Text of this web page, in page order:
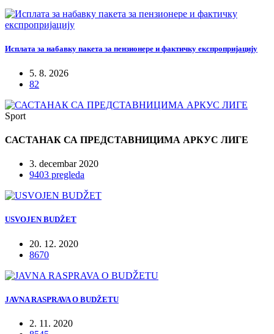
Исплата за набавку пакета за пензионере и фактичку експропријацију
5. 8. 2026
82
Sport
САСТАНАК СА ПРЕДСТАВНИЦИМА АРКУС ЛИГЕ
3. decembar 2020
9403 pregleda
USVOJEN BUDŽET
20. 12. 2020
8670
JAVNA RASPRAVA O BUDŽETU
2. 11. 2020